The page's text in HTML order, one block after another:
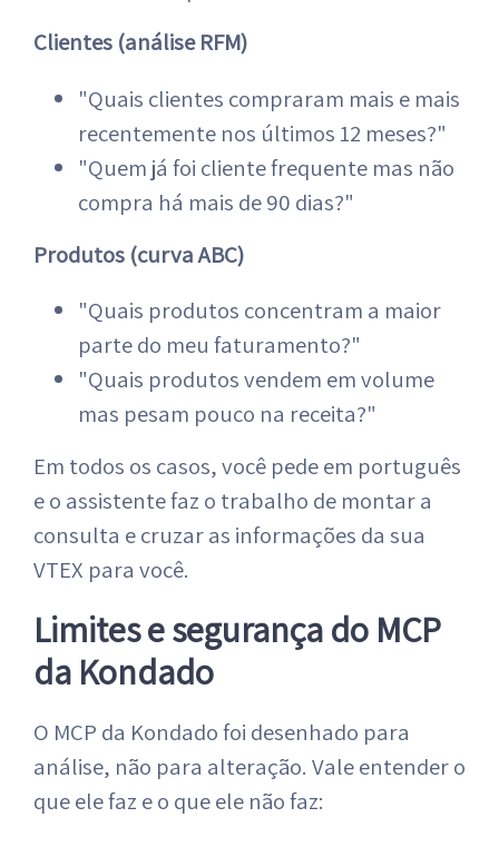
Clientes (análise RFM)
"Quais clientes compraram mais e mais
recentemente nos últimos 12 meses?"
"Quem já foi cliente frequente mas não
compra há mais de 90 dias?"
Produtos (curva ABC)
"Quais produtos concentram a maior
parte do meu faturamento?"
"Quais produtos vendem em volume
mas pesam pouco na receita?"
Em todos os casos, você pede em português
e o assistente faz o trabalho de montar a
consulta e cruzar as informações da sua
VTEX para você.
Limites e segurança do MCP
da Kondado
O MCP da Kondado foi desenhado para
análise, não para alteração. Vale entender o
que ele faz e o que ele não faz: